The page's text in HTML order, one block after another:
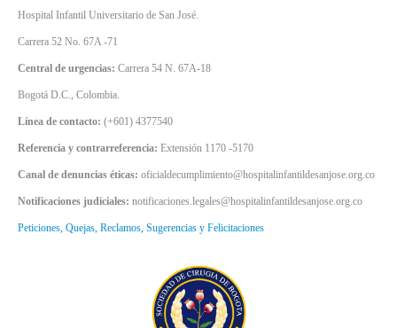
Hospital Infantil Universitario de San José.
Carrera 52 No. 67A -71
Central de urgencias: Carrera 54 N. 67A-18
Bogotá D.C., Colombia.
Línea de contacto: (+601) 4377540
Referencia y contrarreferencia: Extensión 1170 -5170
Canal de denuncias éticas: oficialdecumplimiento@hospitalinfantildesanjose.org.co
Notificaciones judiciales: notificaciones.legales@hospitalinfantildesanjose.org.co
Peticiones, Quejas, Reclamos, Sugerencias y Felicitaciones